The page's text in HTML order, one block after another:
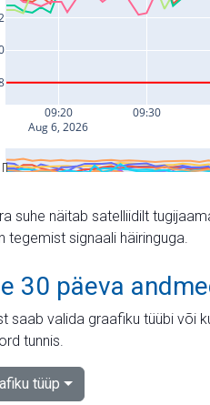
suhe näitab satelliidilt
tegemist signaali häiringuga.
30 päeva
saab valida graafiku tüübi või
tunnis.
tüüp